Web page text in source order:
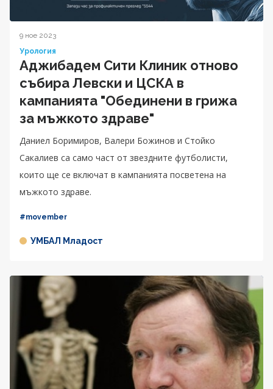
9 ное 2023
Урология
Аджибадем Сити Клиник отново
събира Левски и ЦСКА в
кампанията "Обединени в грижа
за мъжкото здраве"
Даниел Боримиров, Валери Божинов и Стойко
Сакалиев са само част от звездните футболисти,
които ще се включат в кампанията посветена на
мъжкото здраве.
#movember
УМБАЛ Младост